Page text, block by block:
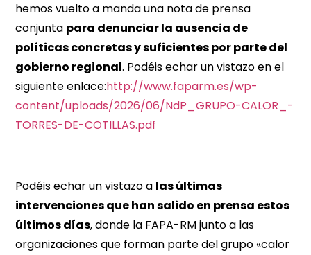
hemos vuelto a manda una nota de prensa
conjunta para denunciar la ausencia de
políticas concretas y suficientes por parte del
gobierno regional. Podéis echar un vistazo en el
siguiente enlace:http://www.faparm.es/wp-
content/uploads/2026/06/NdP_GRUPO-CALOR_-
TORRES-DE-COTILLAS.pdf
Podéis echar un vistazo a las últimas
intervenciones que han salido en prensa estos
últimos días, donde la FAPA-RM junto a las
organizaciones que forman parte del grupo «calor